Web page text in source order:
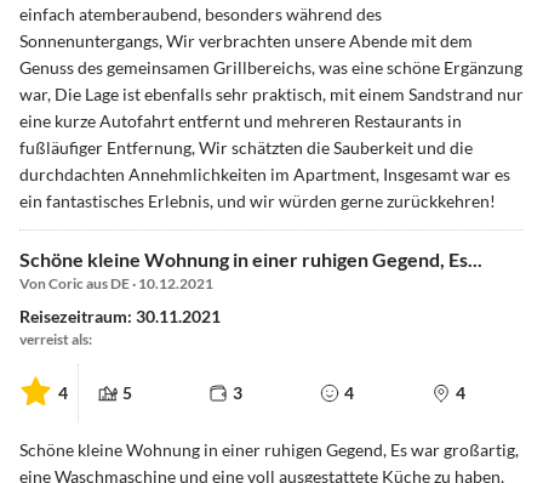
einfach atemberaubend, besonders während des
Sonnenuntergangs, Wir verbrachten unsere Abende mit dem
Genuss des gemeinsamen Grillbereichs, was eine schöne Ergänzung
war, Die Lage ist ebenfalls sehr praktisch, mit einem Sandstrand nur
eine kurze Autofahrt entfernt und mehreren Restaurants in
fußläufiger Entfernung, Wir schätzten die Sauberkeit und die
durchdachten Annehmlichkeiten im Apartment, Insgesamt war es
ein fantastisches Erlebnis, und wir würden gerne zurückkehren!
Schöne kleine Wohnung in einer ruhigen Gegend, Es...
Von Coric aus DE · 10.12.2021
Reisezeitraum: 30.11.2021
verreist als:
4 5 3 4 4
Schöne kleine Wohnung in einer ruhigen Gegend, Es war großartig,
eine Waschmaschine und eine voll ausgestattete Küche zu haben,